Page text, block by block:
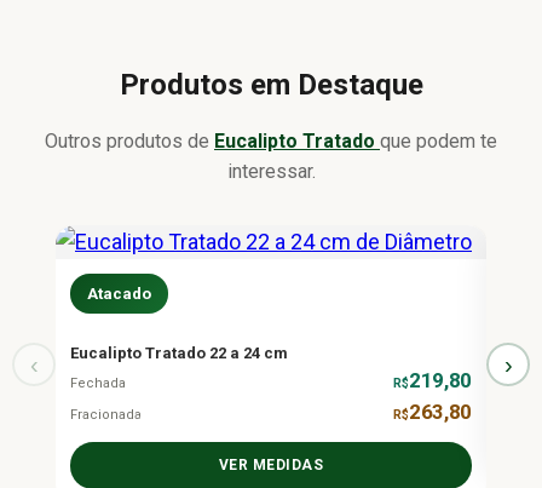
Produtos em Destaque
Outros produtos de Eucalipto Tratado que podem te
interessar.
‹
Atacado
Eucalipto Tratado 22 a 24 cm
Fechada R$219,80
Fracionada R$263,80
VER MEDIDAS
Preço
›